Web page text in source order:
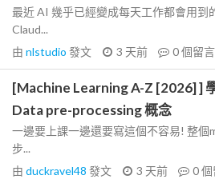
最近 AI 幾乎已經變成每天工作都會用到
Claud...
由 nlstudio 發文 3 天前 0個留言
[Machine Learning A-Z [2026] ]
Data pre-processing 概念
一邊要上課一邊還要寫這個不容易! 整個
步...
由 duckravel48 發文 3 天前 0個